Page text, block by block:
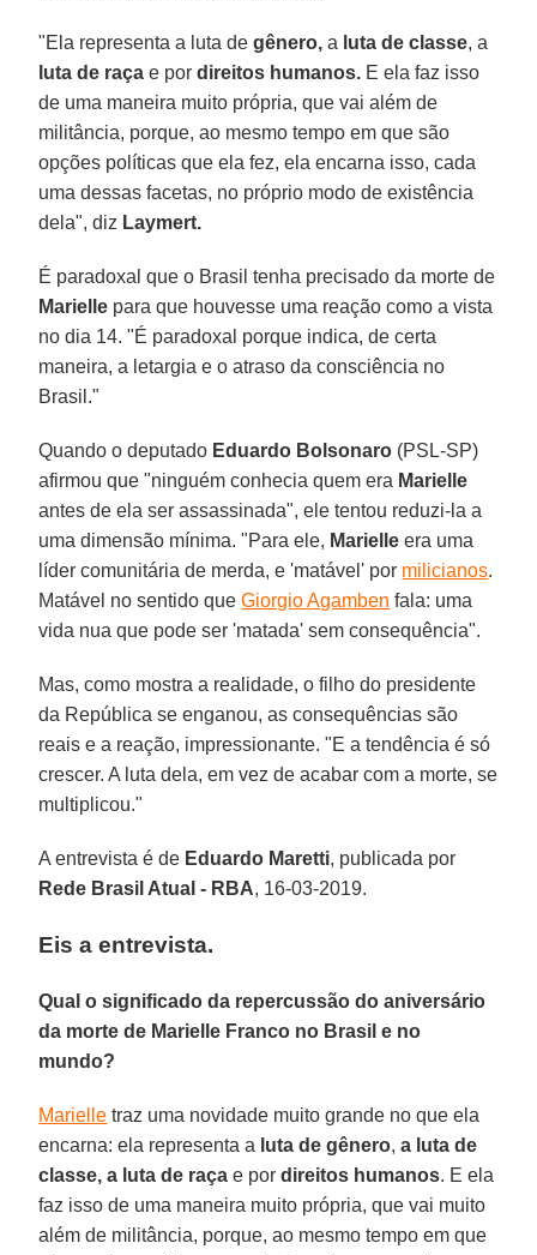
"Ela representa a luta degênero, a luta de classe, a
luta de raça e pordireitos humanos. E ela faz isso
de uma maneira muito própria, que vai além de
militância, porque, ao mesmo tempo em que são
opções políticas que ela fez, ela encarna isso, cada
uma dessas facetas, no próprio modo de existência
dela", diz Laymert.
É paradoxal que o Brasil tenha precisado da morte de
Marielle para que houvesse uma reação como a vista
no dia 14. "É paradoxal porque indica, de certa
maneira, a letargia e o atraso da consciência no
Brasil."
Quando o deputado Eduardo Bolsonaro (PSL-SP)
afirmou que "ninguém conhecia quem era Marielle
antes de ela ser assassinada", ele tentou reduzi-la a
uma dimensão mínima. "Para ele, Marielle era uma
líder comunitária de merda, e 'matável' por milicianos.
Matável no sentido queGiorgio Agamben fala: uma
vida nua que pode ser 'matada' sem consequência".
Mas, como mostra a realidade, o filho do presidente
da República se enganou, as consequências são
reais e a reação, impressionante. "E a tendência é só
crescer. A luta dela, em vez de acabar com a morte, se
multiplicou."
A entrevista é de Eduardo Maretti, publicada por
Rede Brasil Atual - RBA, 16-03-2019.
Eis a entrevista.
Qual o significado da repercussão do aniversário
da morte de Marielle Franco no Brasil e no
mundo?
Marielle traz uma novidade muito grande no que ela
encarna: ela representa a luta de gênero,a luta de
classe, a luta de raça e pordireitos humanos. E ela
faz isso de uma maneira muito própria, que vai muito
além de militância, porque, ao mesmo tempo em que